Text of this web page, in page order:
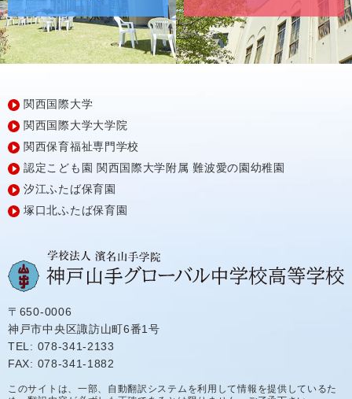
関西国際大学
関西国際大学大学院
関西保育福祉専門学校
認定こども園 関西国際大学附属 難波愛の園幼稚園
汐江ふたば保育園
塚口北ふたば保育園
〒650-0006
神戸市中央区諏訪山町6番1号
TEL: 078-341-2133
FAX: 078-341-1882
このサイトは、一部、自動翻訳システムを利用して情報を提供しているた